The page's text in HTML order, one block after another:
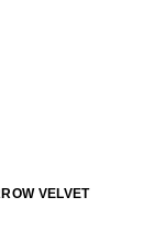
VELVET